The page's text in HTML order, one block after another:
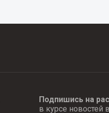
Подпишись на
в курсе новостей